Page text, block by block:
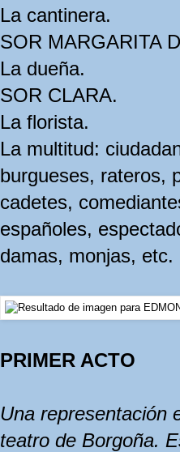
La cantinera.
SOR MARGARITA
La dueña.
SOR CLARA.
La florista.
La multitud:
burgueses, rateros,
cadetes,
españoles,
damas, monjas, etc.
PRIMER ACTO
Una representación
teatro de Borgoña.